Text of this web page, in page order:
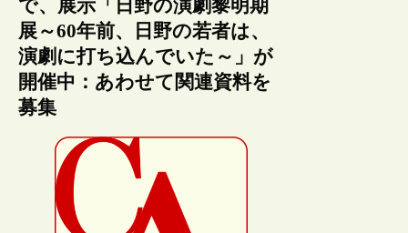
で、展示「日野の演劇黎明期
展～60年前、日野の若者は、
演劇に打ち込んでいた～」が
開催中：あわせて関連資料を
募集